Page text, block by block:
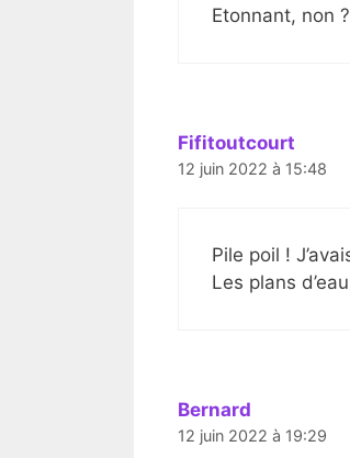
Etonnant, non
Fifitoutcourt
12 juin 2022 à 15:48
Pile poil !
Les plans
Bernard
12 juin 2022 à 19:29